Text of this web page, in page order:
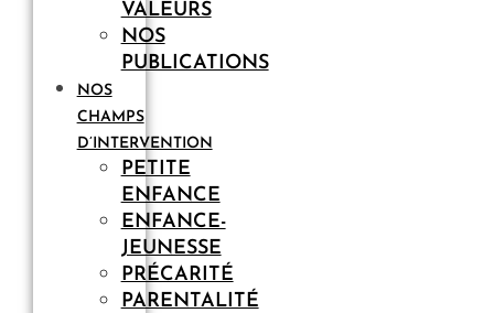
VALEURS
NOS
PUBLICATIONS
NOS
CHAMPS
D’INTERVENTION
PETITE
ENFANCE
ENFANCE-
JEUNESSE
PRÉCARITÉ
PARENTALITÉ